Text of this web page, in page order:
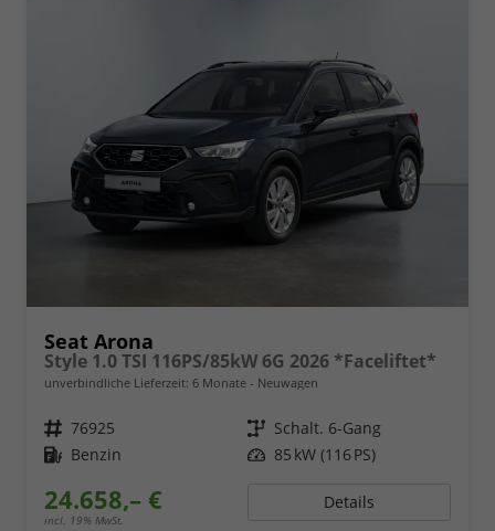
Seat Arona
Style 1.0 TSI 116PS/85kW 6G 2026 *Faceliftet*
unverbindliche Lieferzeit: 6 Monate Neuwagen
Fahrzeugnr. 76925 Getriebe Schalt. 6-Gang
Kraftstoff Benzin Leistung 85 kW (116 PS)
24.658,– €
incl. 19% MwSt.
Details